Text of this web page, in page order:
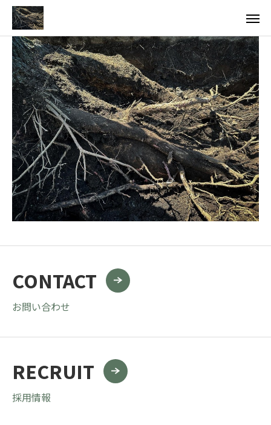
CONTACT
お問い合わせ
RECRUIT
採用情報